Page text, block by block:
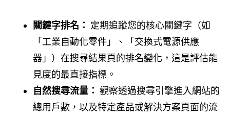
關鍵字排名： 定期追蹤您的核心關鍵字（如
「工業自動化零件」、「交換式電源供應
器」）在搜尋結果頁的排名變化，這是評估能
見度的最直接指標。
自然搜尋流量： 觀察透過搜尋引擎進入網站的
總用戶數，以及特定產品或解決方案頁面的流